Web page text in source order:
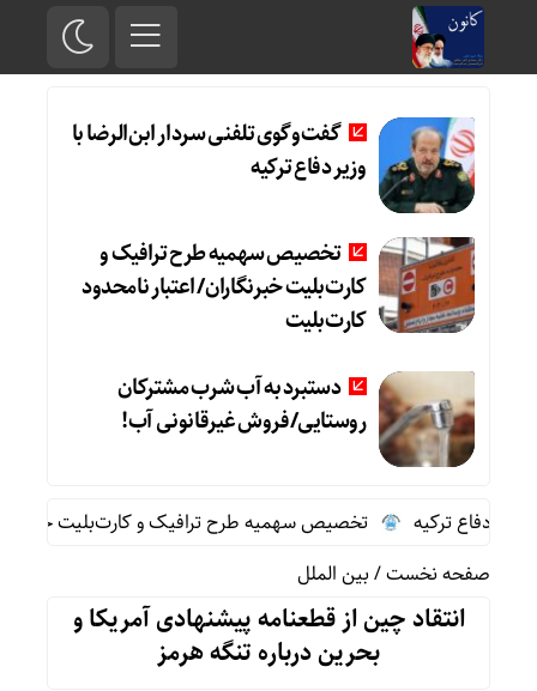
گفت‌وگوی تلفنی سردار ابن‌الرضا با
وزیر دفاع ترکیه
تخصیص سهمیه طرح ترافیک و
کارت‌بلیت خبرنگاران/ اعتبار نامحدود
کارت‌بلیت
دستبرد به آب شرب مشترکان
روستایی/فروش غیرقانونی آب!
دفاع ترکیه
تخصیص سهمیه طرح ترافیک و کارت‌بلیت خبرنگاران/
صفحه نخست/بین الملل
انتقاد چین از قطعنامه پیشنهادی آمریکا و
بحرین درباره تنگه هرمز